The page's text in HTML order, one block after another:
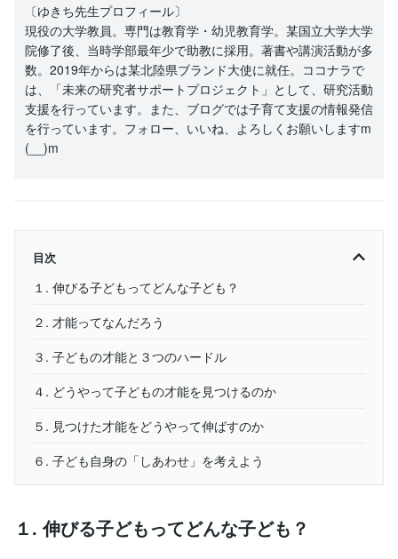
〔ゆきち先生プロフィール〕
現役の大学教員。専門は教育学・幼児教育学。某国立大学大学
院修了後、当時学部最年少で助教に採用。著書や講演活動が多
数。2019年からは某北陸県ブランド大使に就任。ココナラで
は、「未来の研究者サポートプロジェクト」として、研究活動
支援を行っています。また、ブログでは子育て支援の情報発信
を行っています。フォロー、いいね、よろしくお願いしますm
(__)m
目次
１. 伸びる子どもってどんな子ども？
２. 才能ってなんだろう
３. 子どもの才能と３つのハードル
４. どうやって子どもの才能を見つけるのか
５. 見つけた才能をどうやって伸ばすのか
６. 子ども自身の「しあわせ」を考えよう
１. 伸びる子どもってどんな子ども？